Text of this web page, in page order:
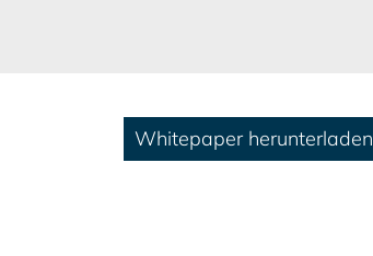
Whitepaper herunterladen